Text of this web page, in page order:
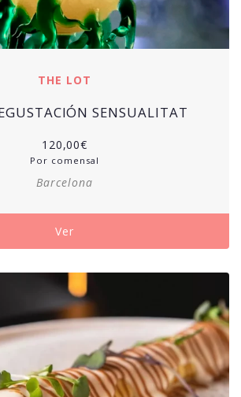
THE LOT
SENSUALITAT
120,00€
Por comensal
Barcelona
Ver